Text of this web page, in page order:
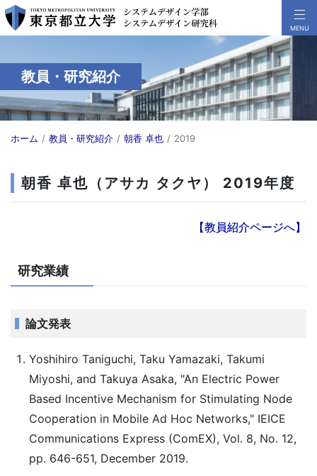
教員・研究紹介
ホーム 教員・研究紹介 朝香 卓也 2019
朝香 卓也（アサカ タクヤ） 2019年度
【教員紹介ページへ】
研究業績
論文発表
Yoshihiro Taniguchi, Taku Yamazaki, Takumi
Miyoshi, and Takuya Asaka, "An Electric Power
Based Incentive Mechanism for Stimulating Node
Cooperation in Mobile Ad Hoc Networks," IEICE
Communications Express (ComEX), Vol. 8, No. 12,
pp. 646-651, December 2019.